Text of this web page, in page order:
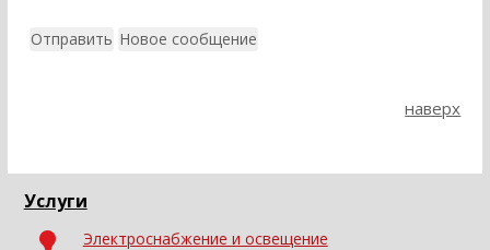
наверх
Услуги
Электроснабжение и освещение